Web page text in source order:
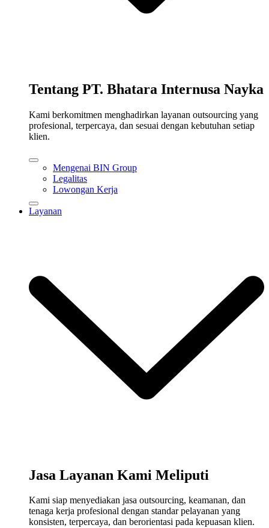
Tentang PT. Bhatara Internusa Nayka
Kami berkomitmen menghadirkan layanan outsourcing yang
profesional, terpercaya, dan sesuai dengan kebutuhan setiap
klien.
Mengenai BIN Group
Legalitas
Lowongan Kerja
Layanan
Jasa Layanan Kami Meliputi
Kami siap menyediakan jasa outsourcing, keamanan, dan
tenaga kerja profesional dengan standar pelayanan yang
konsisten, terpercaya, dan berorientasi pada kepuasan klien.